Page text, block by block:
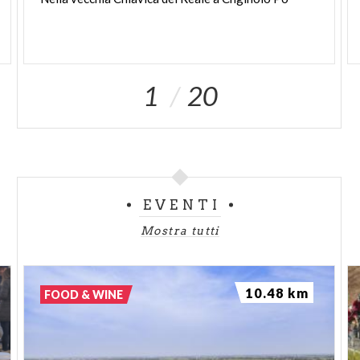
1 20
EVENTI
Mostra tutti
FOOD & WINE 10.48 km